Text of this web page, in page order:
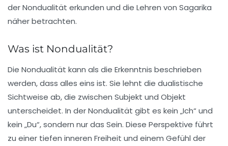
der Nondualität erkunden und die Lehren von Sagarika
näher betrachten.
Was ist Nondualität?
Die Nondualität kann als die Erkenntnis beschrieben
werden, dass alles eins ist. Sie lehnt die dualistische
Sichtweise ab, die zwischen Subjekt und Objekt
unterscheidet. In der Nondualität gibt es kein „Ich“ und
kein „Du“, sondern nur das Sein. Diese Perspektive führt
zu einer tiefen inneren Freiheit und einem Gefühl der